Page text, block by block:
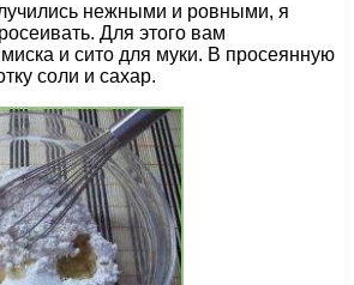
нежными и ровными, я
Для этого вам
и сито для муки. В просеянную
соли и сахар.